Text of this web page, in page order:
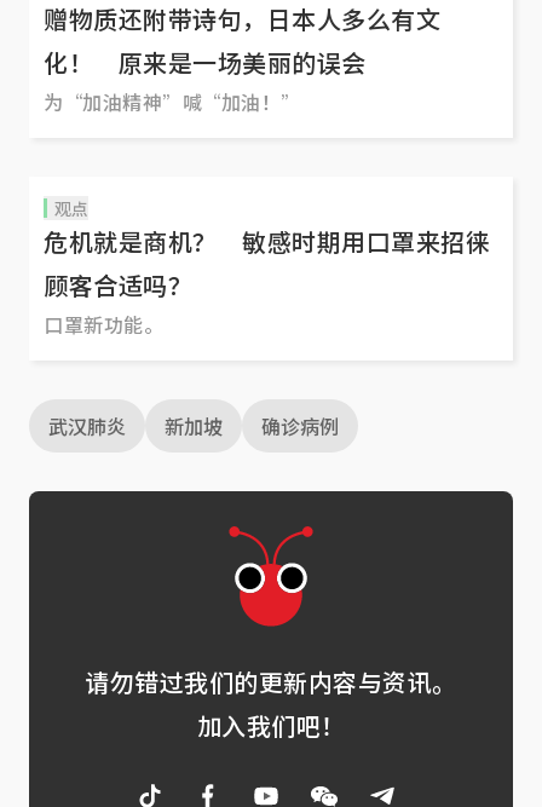
赠物质还附带诗句，日本人多么有文
化！ 原来是一场美丽的误会
为“加油精神”喊“加油！”
观点
危机就是商机？ 敏感时期用口罩来招徕
顾客合适吗？
口罩新功能。
武汉肺炎 新加坡 确诊病例
请勿错过我们的更新内容与资讯。
加入我们吧！